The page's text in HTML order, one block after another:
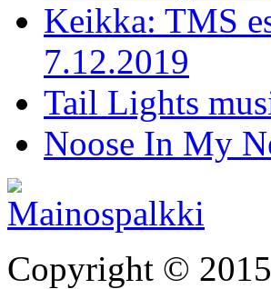
Keikka: TMS
7.12.2019
Tail Lights
Noose In My
Copyright ©